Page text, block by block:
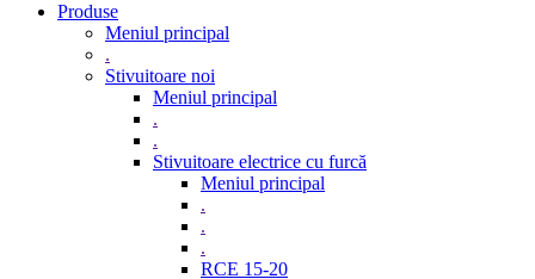
Produse
Meniul principal
.
Stivuitoare noi
Meniul principal
.
.
Stivuitoare electrice cu furcă
Meniul principal
.
.
.
RCE 15-20